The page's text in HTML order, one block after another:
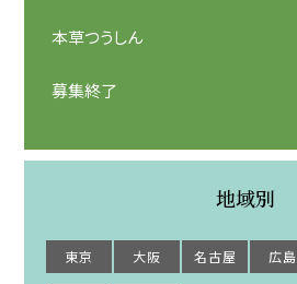
本草つうしん
募集終了
地域別
東京 大阪 名古屋 広島